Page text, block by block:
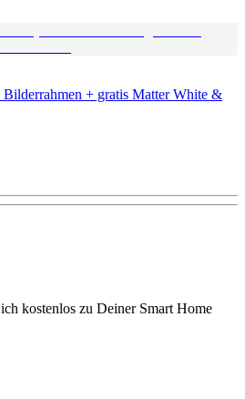
+ gratis Matter White &
kostenlos zu Deiner Smart Home